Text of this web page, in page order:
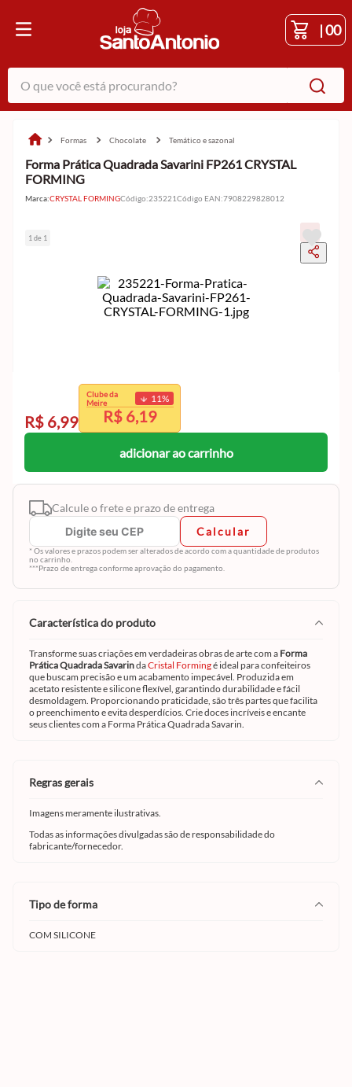
|00
O que você está procurando?
formas chocolate temático e sazonal
Forma Prática Quadrada Savarini FP261 CRYSTAL
FORMING
Marca:CRYSTAL FORMINGCódigo:235221Código EAN:7908229828012
1 de 1
R$ 6,99
Clube da
Meire
11%
R$ 6,19
exclusivo
Clube da Meire.
Cadastre-se e aproveite
adicionar ao carrinho
Calcule o frete e prazo de entrega
Calcular
* Os valores e prazos podem ser alterados de acordo com a quantidade de produtos
no carrinho.
***Prazo de entrega conforme aprovação do pagamento.
característica do produto
Transforme suas criações em verdadeiras obras de arte com a Forma
Prática Quadrada SavarindaCristal Formingé ideal para confeiteiros
que buscam precisão e um acabamento impecável. Produzida em
acetato resistente e silicone flexível, garantindo durabilidade e fácil
desmoldagem. Proporcionando praticidade, são três partes que facilita
o preenchimento e evita desperdícios. Crie doces incríveis e encante
seus clientes com a Forma Prática Quadrada Savarin.
regras gerais
Imagens meramente ilustrativas.
Todas as informações divulgadas são de responsabilidade do
fabricante/fornecedor.
tipo de forma
COM SILICONE